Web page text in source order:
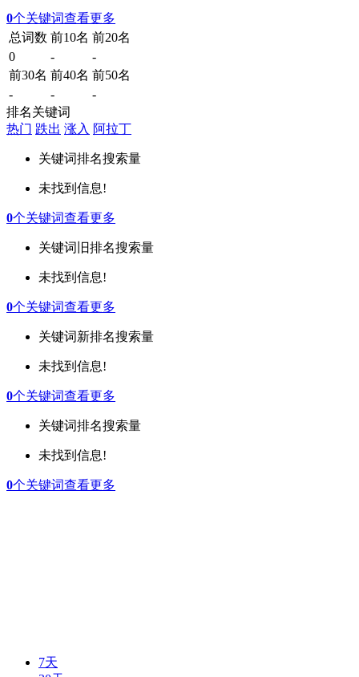
0个关键词查看更多
总词数 前10名 前20名
0
-
-
前30名 前40名 前50名
-
-
-
排名关键词
热门 跌出 涨入 阿拉丁
关键词排名搜索量
未找到信息!
0个关键词查看更多
关键词 旧排名搜索量
未找到信息!
0个关键词查看更多
关键词新排名搜索量
未找到信息!
0个关键词查看更多
关键词排名搜索量
未找到信息!
0个关键词查看更多
7天